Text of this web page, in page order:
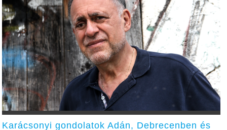
Karácsonyi gondolatok Adán, Debrecenben és